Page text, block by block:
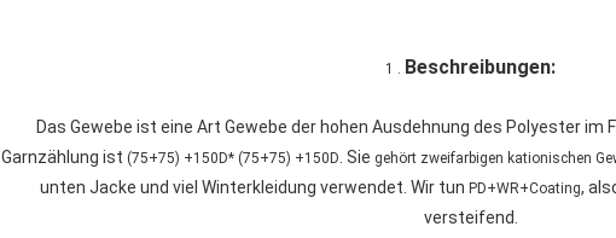
1 . Beschreibungen:
Das Gewebe ist eine Art Gewebe der hohen Ausdehnung des Polyester im
Garnzählung ist (75+75) +150D* (75+75) +150D. Sie gehört zweifarbigen kationischen
unten Jacke und viel Winterkleidung verwendet. Wir tun PD+WR+Coating,
versteifend.